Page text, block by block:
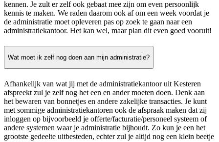
kennen. Je zult er zelf ook gebaat mee zijn om even persoonlijk
kennis te maken. We raden daarom ook af om een week voordat je
de administratie moet opleveren pas op zoek te gaan naar een
administratiekantoor. Het kan wel, maar plan dit even goed vooruit!
Wat moet ik zelf nog doen aan mijn administratie?
Afhankelijk van wat jij met de administratiekantoor uit Kesteren
afspreekt zul je zelf nog het een en ander moeten doen. Denk aan
het bewaren van bonnetjes en andere zakelijke transacties. Je kunt
met sommige administratiekantoren ook de afspraak maken dat zij
inloggen op bijvoorbeeld je offerte/facturatie/personeel systeem of
andere systemen waar je administratie bijhoudt. Zo kun je een het
grootste gedeelte uitbesteden, echter zul je altijd nog een klein beetje